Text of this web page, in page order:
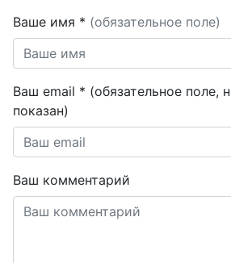
Ваше имя * (обязательное поле)
Ваш email * (обязательное поле,
показан)
Ваш комментарий